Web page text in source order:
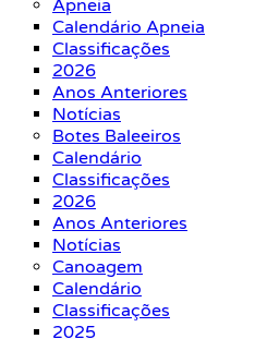
Apneia
Calendário Apneia
Classificações
2026
Anos Anteriores
Notícias
Botes Baleeiros
Calendário
Classificações
2026
Anos Anteriores
Notícias
Canoagem
Calendário
Classificações
2025